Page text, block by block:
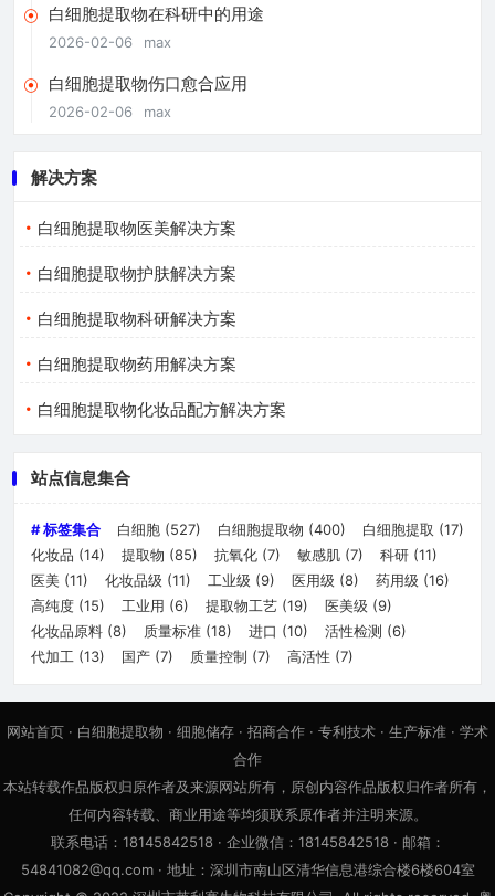
白细胞提取物在科研中的用途
2026-02-06 max
白细胞提取物伤口愈合应用
2026-02-06 max
解决方案
白细胞提取物医美解决方案
白细胞提取物护肤解决方案
白细胞提取物科研解决方案
白细胞提取物药用解决方案
白细胞提取物化妆品配方解决方案
站点信息集合
# 标签集合 白细胞 (527) 白细胞提取物 (400) 白细胞提取 (17)
化妆品 (14) 提取物 (85) 抗氧化 (7) 敏感肌 (7) 科研 (11)
医美 (11) 化妆品级 (11) 工业级 (9) 医用级 (8) 药用级 (16)
高纯度 (15) 工业用 (6) 提取物工艺 (19) 医美级 (9)
化妆品原料 (8) 质量标准 (18) 进口 (10) 活性检测 (6)
代加工 (13) 国产 (7) 质量控制 (7) 高活性 (7)
网站首页 · 白细胞提取物 · 细胞储存 · 招商合作 · 专利技术 · 生产标准 · 学术
合作
本站转载作品版权归原作者及来源网站所有，原创内容作品版权归作者所有，
任何内容转载、商业用途等均须联系原作者并注明来源。
联系电话：18145842518 · 企业微信：18145842518 · 邮箱：
54841082@qq.com · 地址：深圳市南山区清华信息港综合楼6楼604室